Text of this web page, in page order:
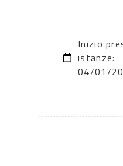
Inizio
istanze:
04/01/